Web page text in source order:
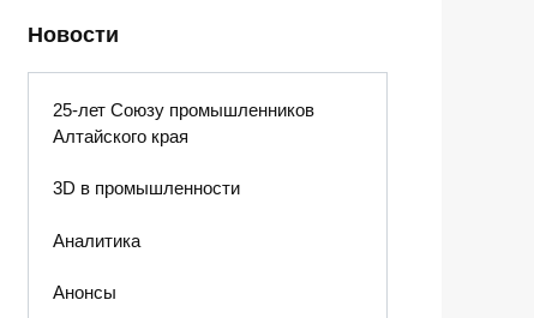
Новости
25-лет Союзу промышленников
Алтайского края
3D в промышленности
Аналитика
Анонсы